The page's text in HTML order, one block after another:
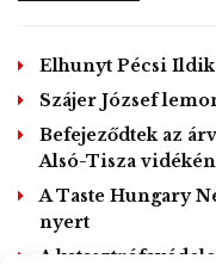
Elhunyt Pécsi
Szájer
Befejeződtek az
Alsó-Tisza vidékén
A Taste Hungary
nyert
A